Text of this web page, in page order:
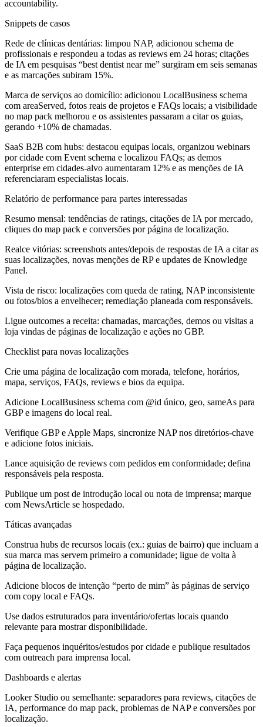
accountability.
Snippets de casos
Rede de clínicas dentárias: limpou NAP, adicionou schema de
profissionais e respondeu a todas as reviews em 24 horas; citações
de IA em pesquisas “best dentist near me” surgiram em seis semanas
e as marcações subiram 15%.
Marca de serviços ao domicílio: adicionou LocalBusiness schema
com areaServed, fotos reais de projetos e FAQs locais; a visibilidade
no map pack melhorou e os assistentes passaram a citar os guias,
gerando +10% de chamadas.
SaaS B2B com hubs: destacou equipas locais, organizou webinars
por cidade com Event schema e localizou FAQs; as demos
enterprise em cidades-alvo aumentaram 12% e as menções de IA
referenciaram especialistas locais.
Relatório de performance para partes interessadas
Resumo mensal: tendências de ratings, citações de IA por mercado,
cliques do map pack e conversões por página de localização.
Realce vitórias: screenshots antes/depois de respostas de IA a citar as
suas localizações, novas menções de RP e updates de Knowledge
Panel.
Vista de risco: localizações com queda de rating, NAP inconsistente
ou fotos/bios a envelhecer; remediação planeada com responsáveis.
Ligue outcomes a receita: chamadas, marcações, demos ou visitas a
loja vindas de páginas de localização e ações no GBP.
Checklist para novas localizações
Crie uma página de localização com morada, telefone, horários,
mapa, serviços, FAQs, reviews e bios da equipa.
Adicione LocalBusiness schema com @id único, geo, sameAs para
GBP e imagens do local real.
Verifique GBP e Apple Maps, sincronize NAP nos diretórios-chave
e adicione fotos iniciais.
Lance aquisição de reviews com pedidos em conformidade; defina
responsáveis pela resposta.
Publique um post de introdução local ou nota de imprensa; marque
com NewsArticle se hospedado.
Táticas avançadas
Construa hubs de recursos locais (ex.: guias de bairro) que incluam a
sua marca mas servem primeiro a comunidade; ligue de volta à
página de localização.
Adicione blocos de intenção “perto de mim” às páginas de serviço
com copy local e FAQs.
Use dados estruturados para inventário/ofertas locais quando
relevante para mostrar disponibilidade.
Faça pequenos inquéritos/estudos por cidade e publique resultados
com outreach para imprensa local.
Dashboards e alertas
Looker Studio ou semelhante: separadores para reviews, citações de
IA, performance do map pack, problemas de NAP e conversões por
localização.